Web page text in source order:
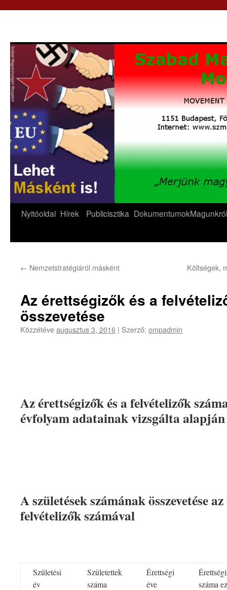
Kilépés
Nyitóoldal Hírek Publicisztika DokumentumokMagunkról
← Nemzetstratégiáról másként Költségek,
Az érettségizők és a
összevetése
Közzétéveaugusztus 3, 2016 | Szerző: ompadmin
Az érettségizők és a felvételizők
évfolyam adatainak vizsgálta alapján
A születések számának összevetése
felvételizők számával
Születési
év
Születettek
száma
Érettségi
éve
száma